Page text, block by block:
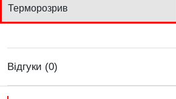
Терморозрив
Відгуки (0)